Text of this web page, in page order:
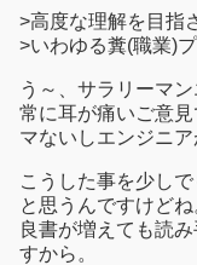
>高度な理解を目指
>いわゆる糞(職業)
う～、サラリーマ
常に耳が痛いご意
マないしエンジニア
こうした事を少し
と思うんですけどね
良書が増えても読
すから。